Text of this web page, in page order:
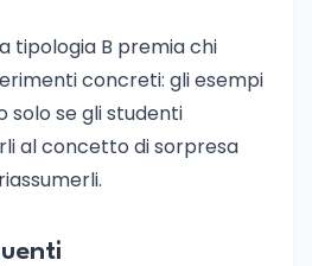
tipologia B premia chi
concreti: gli esempi
solo se gli studenti
al concetto di sorpresa